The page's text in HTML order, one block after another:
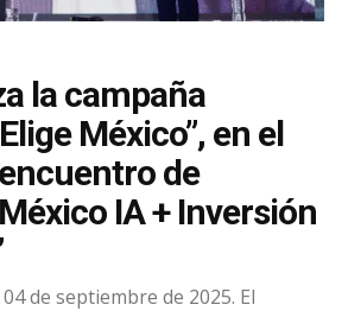
la campaña
México”, en el
de
IA + Inversión
de septiembre de 2025. El